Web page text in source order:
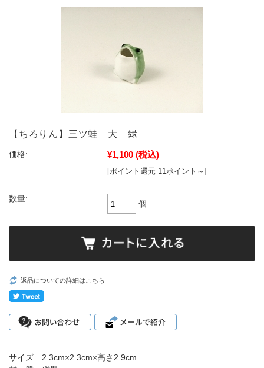
【ちろりん】三ツ蛙 大 緑
価格: ¥1,100 (税込)
[ポイント還元 11ポイント～]
数量:
個
返品についての詳細はこちら
サイズ 2.3cm×2.3cm×高さ2.9cm